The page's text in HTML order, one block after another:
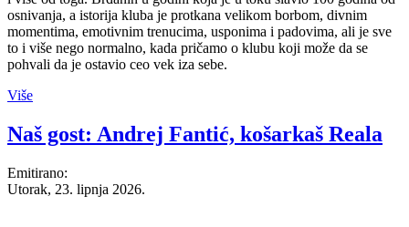
osnivanja, a istorija kluba je protkana velikom borbom, divnim
momentima, emotivnim trenucima, usponima i padovima, ali je sve
to i više nego normalno, kada pričamo o klubu koji može da se
pohvali da je ostavio ceo vek iza sebe.
Više
Naš gost: Andrej Fantić, košarkaš Reala
Emitirano:
Utorak, 23. lipnja 2026.